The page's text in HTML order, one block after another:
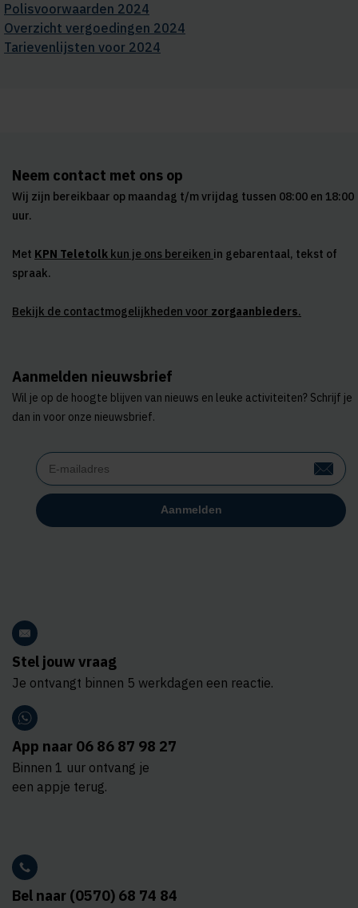
Polisvoorwaarden 2024
Overzicht vergoedingen 2024
Tarievenlijsten voor 2024
Neem contact met ons op
Wij zijn bereikbaar op maandag t/m vrijdag tussen 08:00 en 18:00
uur.
Met KPN Teletolk kun je ons bereiken in gebarentaal, tekst of
spraak.
Bekijk de contactmogelijkheden voor zorgaanbieders.
Aanmelden nieuwsbrief
Wil je op de hoogte blijven van nieuws en leuke activiteiten? Schrijf je
dan in voor onze nieuwsbrief.
Stel jouw vraag
Je ontvangt binnen 5 werkdagen een reactie.
App naar 06 86 87 98 27
Binnen 1 uur ontvang je
een appje terug.
Bel naar (0570) 68 74 84